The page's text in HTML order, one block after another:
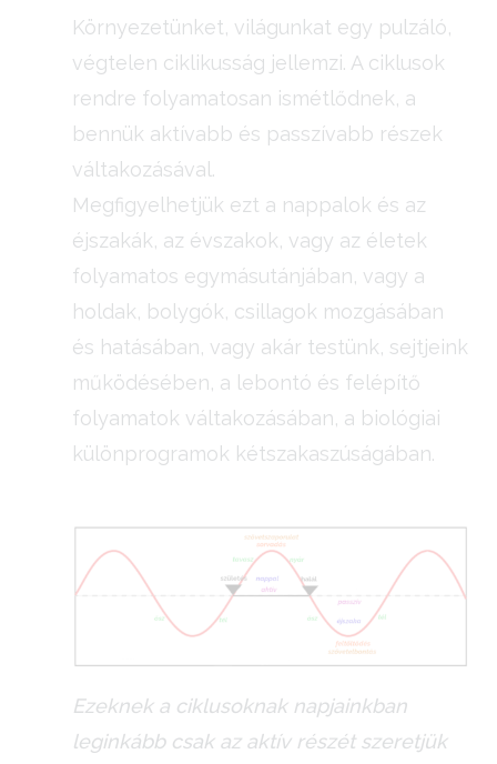
Környezetünket, világunkat egy pulzáló,
végtelen ciklikusság jellemzi. A ciklusok
rendre folyamatosan ismétlődnek, a
bennük aktívabb és passzívabb részek
váltakozásával.
Megfigyelhetjük ezt a nappalok és az
éjszakák, az évszakok, vagy az életek
folyamatos egymásutánjában, vagy a
holdak, bolygók, csillagok mozgásában
és hatásában, vagy akár testünk, sejtjeink
működésében, a lebontó és felépítő
folyamatok váltakozásában, a biológiai
különprogramok kétszakaszúságában.
Ezeknek a ciklusoknak napjainkban
leginkább csak az aktív részét szeretjük